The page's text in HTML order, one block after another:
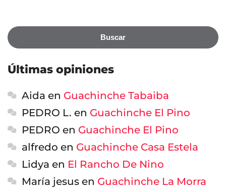
Buscar
Últimas opiniones
Aida en Guachinche Tabaiba
PEDRO L. en Guachinche El Pino
PEDRO en Guachinche El Pino
alfredo en Guachinche Casa Estela
Lidya en El Rancho De Nino
María jesus en Guachinche La Morra